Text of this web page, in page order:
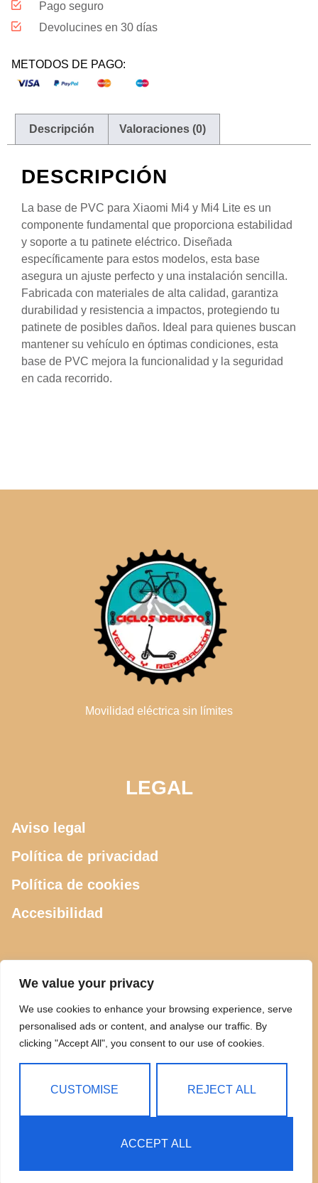
We value your privacy
We use cookies to enhance your browsing experience, serve
personalised ads or content, and analyse our traffic. By
clicking "Accept All", you consent to our use of cookies.
CUSTOMISE REJECT ALL
ACCEPT ALL
Pago seguro
Devolucines en 30 días
METODOS DE PAGO:
Descripción Valoraciones (0)
DESCRIPCIÓN
La base de PVC para Xiaomi Mi4 y Mi4 Lite es un
componente fundamental que proporciona estabilidad
y soporte a tu patinete eléctrico. Diseñada
específicamente para estos modelos, esta base
asegura un ajuste perfecto y una instalación sencilla.
Fabricada con materiales de alta calidad, garantiza
durabilidad y resistencia a impactos, protegiendo tu
patinete de posibles daños. Ideal para quienes buscan
mantener su vehículo en óptimas condiciones, esta
base de PVC mejora la funcionalidad y la seguridad
en cada recorrido.
Movilidad eléctrica sin límites
LEGAL
Aviso legal
Política de privacidad
Política de cookies
Accesibilidad
CONTACTO
615 505 289
ciclosdeusto@gmail.com
Reservados